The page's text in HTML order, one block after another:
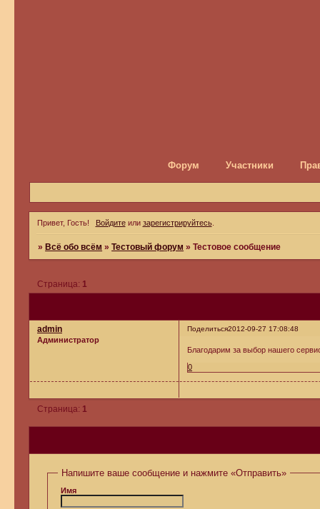
Форум Участники
Привет, Гость! Войдитеили зарегистрируйтесь.
» Всё обо всём »Тестовый форум »Тестовое сообщение
Страница: 1
Поделиться2012-09-27 17:08:48
admin
Администратор
Благодарим за выбор нашего
0
Страница: 1
Напишите ваше сообщение и нажмите «Отправить»
Имя